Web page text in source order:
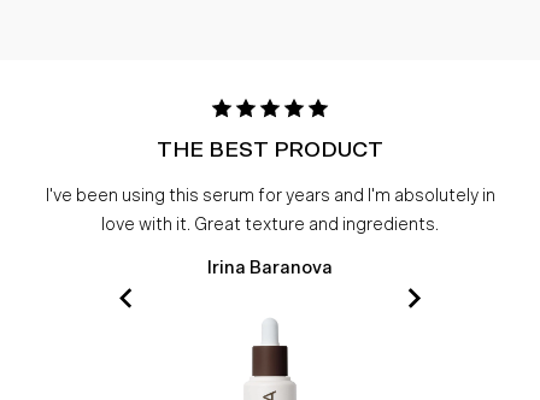
THE BEST PRODUCT
I've been using this serum for years and I'm absolutely in
love with it. Great texture and ingredients.
Irina Baranova